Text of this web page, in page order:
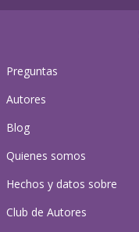
Preguntas
Autores
Blog
Quienes somos
Hechos y datos sobre
Club de Autores